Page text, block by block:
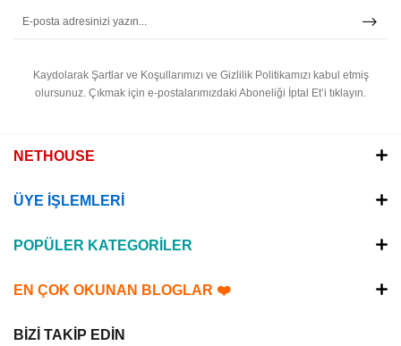
Kaydolarak Şartlar ve Koşullarımızı ve Gizlilik Politikamızı kabul etmiş
olursunuz. Çıkmak için e-postalarımızdaki Aboneliği İptal Et’i tıklayın.
NETHOUSE
ÜYE İŞLEMLERİ
POPÜLER KATEGORİLER
EN ÇOK OKUNAN BLOGLAR ❤️
BİZİ TAKİP EDİN